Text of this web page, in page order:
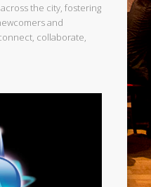
the city, fostering
and
collaborate,